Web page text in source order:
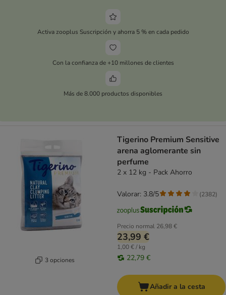
Activa zooplus Suscripción y ahorra 5 % en cada pedido
Con la confianza de +10 millones de clientes
Más de 8.000 productos disponibles
3 opciones
Tigerino Premium Sensitive
arena aglomerante sin
perfume
2 x 12 kg - Pack Ahorro
Precio normal 26,98 €
23,99 €
1,00 € / kg
22,79 €
Valorar: 3.8/5 (2382)
Añadir a la cesta